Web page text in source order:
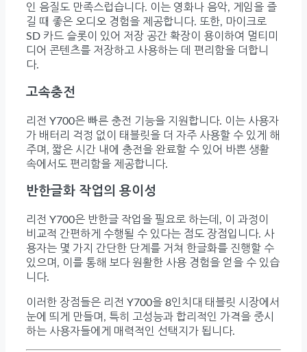
인 음질도 만족스럽습니다. 이는 영화나 음악, 게임을 즐
길 때 좋은 오디오 경험을 제공합니다. 또한, 마이크로
SD 카드 슬롯이 있어 저장 공간 확장이 용이하여 멀티미
디어 콘텐츠를 저장하고 사용하는 데 편리함을 더합니
다.
고속충전
리전 Y700은 빠른 충전 기능을 지원합니다. 이는 사용자
가 배터리 걱정 없이 태블릿을 더 자주 사용할 수 있게 해
주며, 짧은 시간 내에 충전을 완료할 수 있어 바쁜 생활
속에서도 편리함을 제공합니다.
반한글화 작업의 용이성
리전 Y700은 반한글 작업을 필요로 하는데, 이 과정이
비교적 간편하게 수행될 수 있다는 점도 장점입니다. 사
용자는 몇 가지 간단한 단계를 거쳐 한글화를 진행할 수
있으며, 이를 통해 보다 원활한 사용 경험을 얻을 수 있습
니다.
이러한 장점들은 리전 Y700을 8인치대 태블릿 시장에서
눈에 띄게 만들며, 특히 고성능과 합리적인 가격을 중시
하는 사용자들에게 매력적인 선택지가 됩니다.